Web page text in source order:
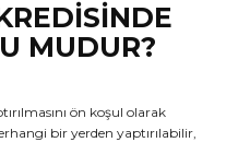
MUDUR?
ön koşul olarak